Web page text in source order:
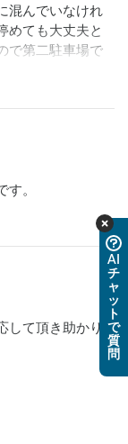
混んでいなけれ
めても大丈夫と
で第二駐車場で
たが、とてもお
ングされていま
おいしかったで
す。
して頂き助かり
AI
チ
ャ
ッ
ト
で
質
問